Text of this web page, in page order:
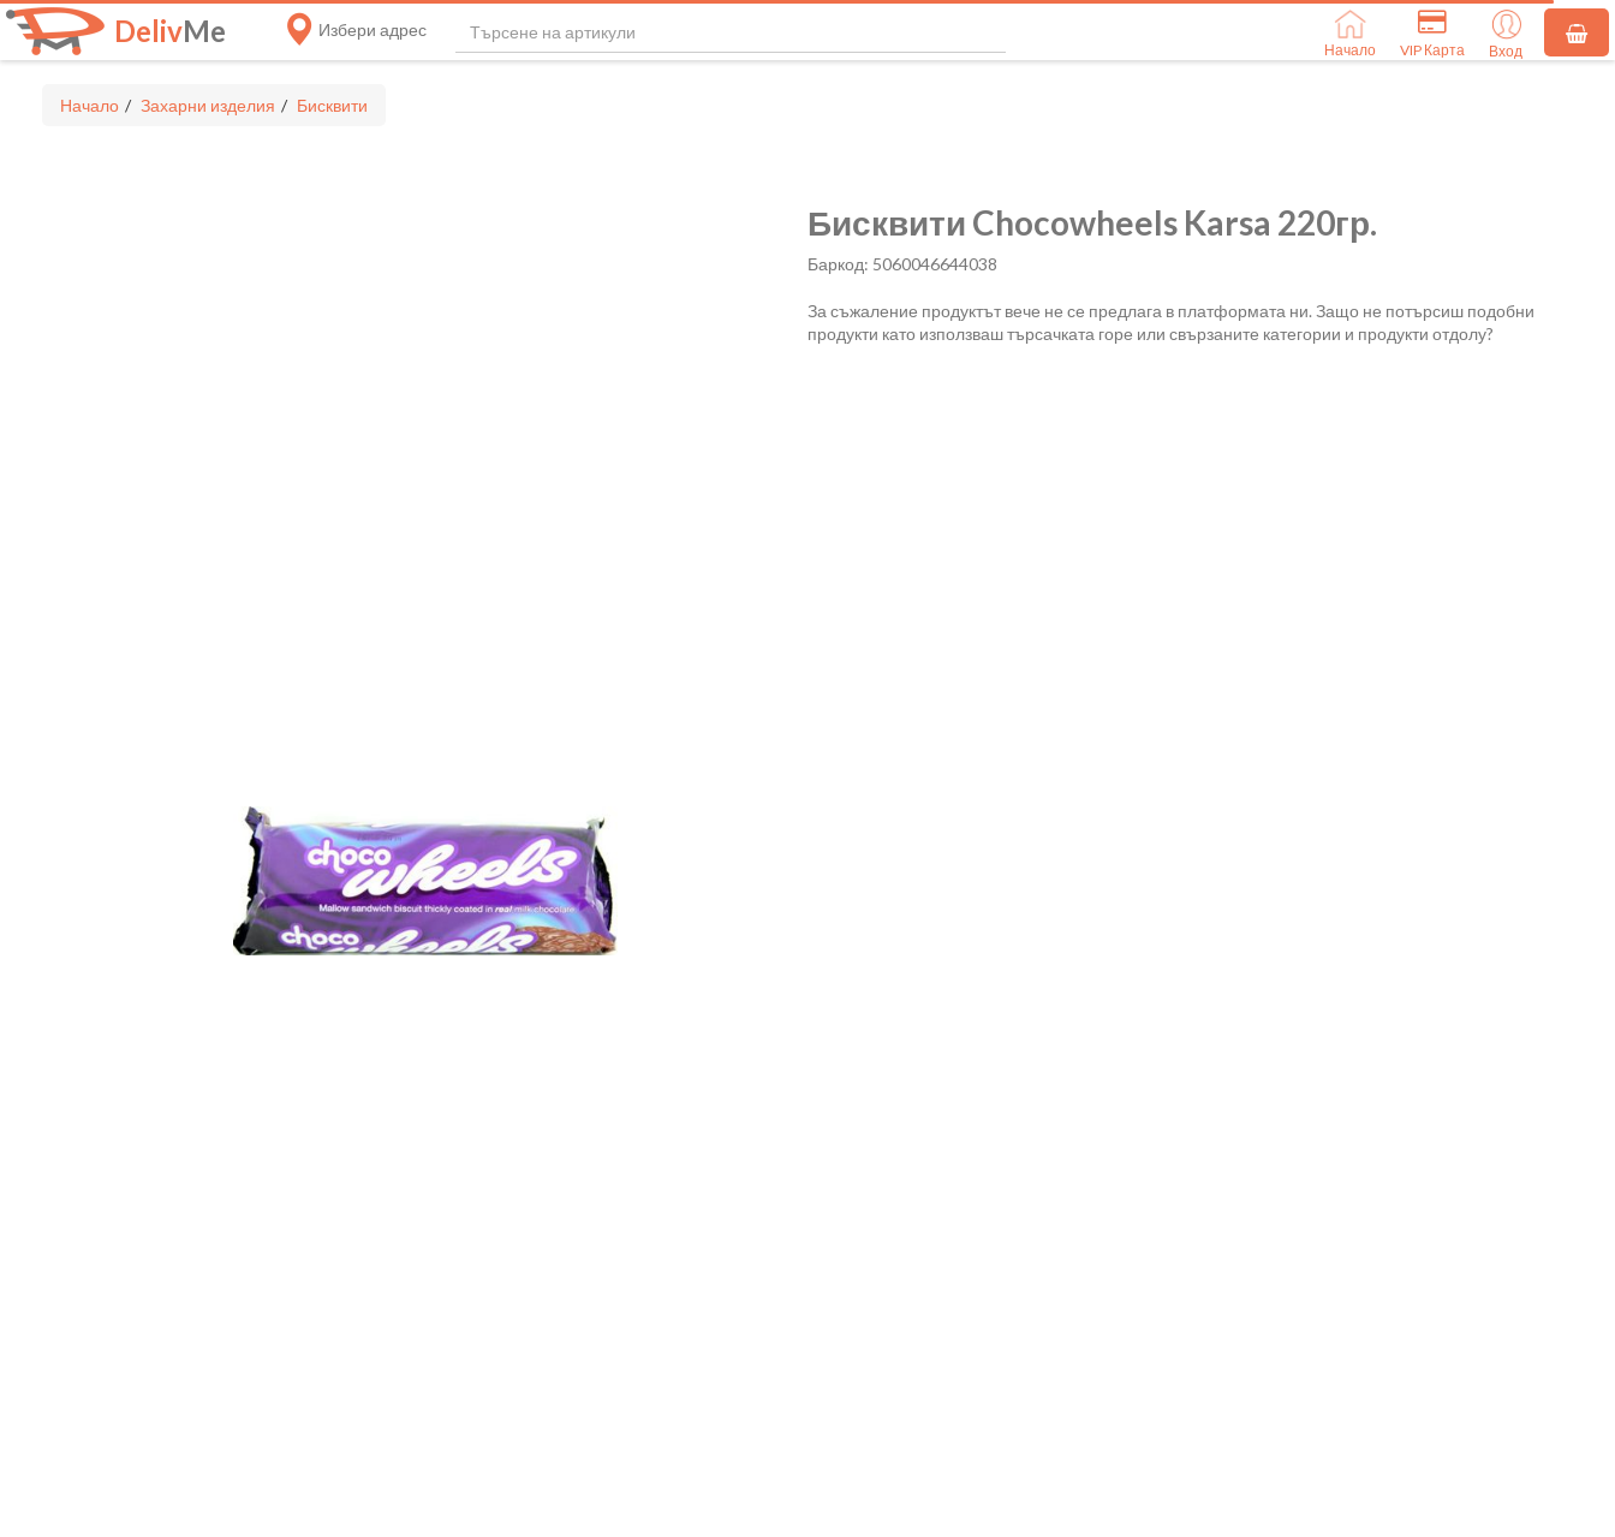
DelivMe Избери адрес
Начало VIP Карта Вход
Начало Захарни изделия Бисквити
Бисквити Chocowheels Karsa 220гр.
Баркод: 5060046644038
За съжаление продуктът вече не се предлага в платформата ни. Защо не потърсиш подобни
продукти като използваш търсачката горе или свързаните категории и продукти отдолу?